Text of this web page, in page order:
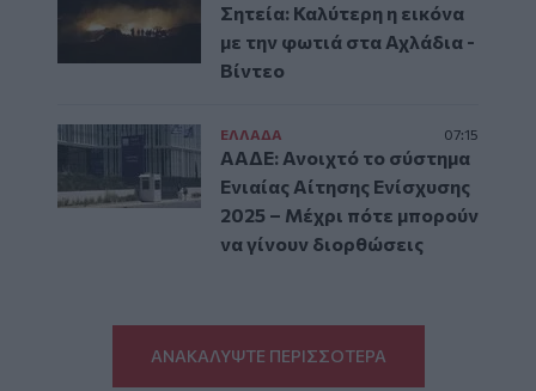
Σητεία: Καλύτερη η εικόνα
με την φωτιά στα Αχλάδια -
Βίντεο
ΕΛΛAΔΑ 07:15
ΑΑΔΕ: Ανοιχτό το σύστημα
Ενιαίας Αίτησης Ενίσχυσης
2025 – Μέχρι πότε μπορούν
να γίνουν διορθώσεις
ΑΝΑΚΑΛΥΨΤΕ ΠΕΡΙΣΣΟΤΕΡΑ